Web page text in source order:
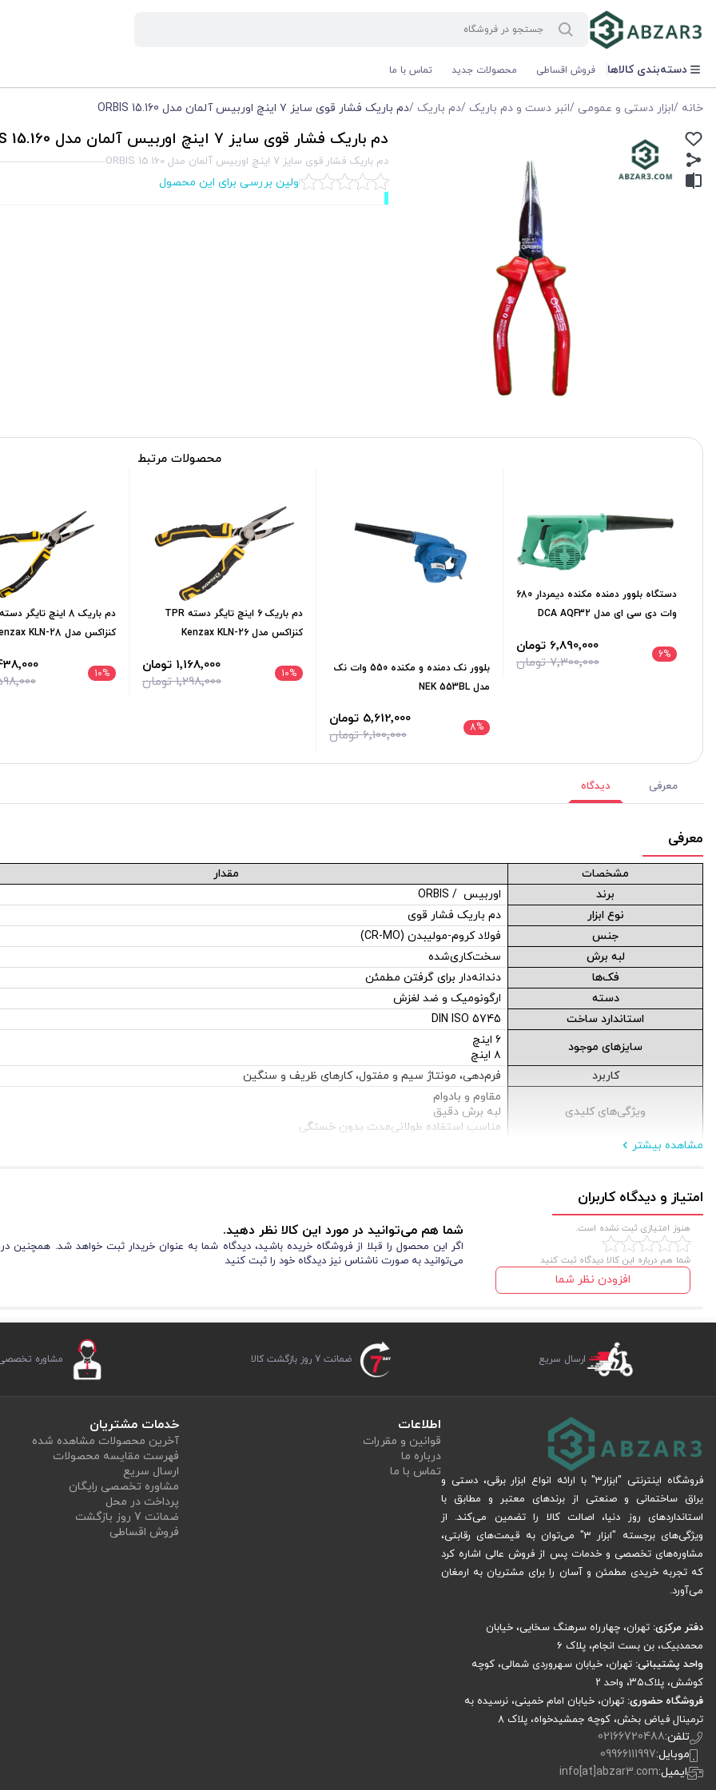
دسته‌بندی کالاها فروش اقساطی محصولات جدید تماس با ما
خانه /ابزار دستی و عمومی /انبر دست و دم باریک /دم باریک /دم باریک فشار قوی سایز ۷ اینچ اوربیس آلمان مدل 15.160 ORBIS
دم باریک فشار قوی سایز ۷ اینچ اوربیس آلمان مدل 15.160 ORBIS
دم باریک فشار قوی سایز ۷ اینچ اوربیس آلمان مدل 15.160 ORBIS
اولین بررسی برای این محصول
محصولات مرتبط
دستگاه بلوور دمنده مکنده دیمردار 680
وات دی سی ای مدل DCA AQF32
6% 7٬300٬000 تومان
6٬890٬000 تومان
بلوور نک دمنده و مکنده 550 وات نک
مدل NEK 553BL
8% 6٬100٬000 تومان
5٬612٬000 تومان
دم باریک 6 اینچ تایگر دسته TPR
کنزاکس مدل Kenzax KLN-26
10% 1٬298٬000 تومان
1٬168٬000 تومان
کنزاکس مدل Kenzax KLN-28
10% 1٬598٬000
1٬438٬000
معرفی دیدگاه
معرفی
مشخصات
مقدار
برند
اوربیس / ORBIS
نوع ابزار
دم باریک فشار قوی
جنس
فولاد کروم-مولیبدن (CR-MO)
لبه برش
سخت‌کاری‌شده
فک‌ها
دندانه‌دار برای گرفتن مطمئن
دسته
ارگونومیک و ضد لغزش
استاندارد ساخت
DIN ISO 5745
سایزهای موجود
۶ اینچ
۸ اینچ
کاربرد
فرم‌دهی، مونتاژ سیم و مفتول، کارهای ظریف و سنگین
ویژگی‌های کلیدی
مقاوم و بادوام
لبه برش دقیق
مناسب استفاده طولانی‌مدت بدون خستگی
مشاهده بیشتر
امتیاز و دیدگاه کاربران
هنوز امتیازی ثبت نشده است.
شما هم درباره این کالا دیدگاه ثبت کنید
افزودن نظر شما
شما هم می‌توانید در مورد این کالا نظر دهید.
اگر این محصول را قبلا از فروشگاه خریده باشید، دیدگاه شما به عنوان خریدار ثبت خواهد شد. همچنین
می‌توانید به صورت ناشناس نیز دیدگاه خود را ثبت کنید
ارسال سریع ضمانت 7 روز بازگشت کالا مشاوره تخصصی
فروشگاه اینترنتی "ابزار3" با ارائه انواع ابزار برقی، دستی و
یراق ساختمانی و صنعتی از برندهای معتبر و مطابق با
استانداردهای روز دنیا، اصالت کالا را تضمین می‌کند. از
ویژگی‌های برجسته "ابزار 3" می‌توان به قیمت‌های رقابتی،
مشاوره‌های تخصصی و خدمات پس از فروش عالی اشاره کرد
که تجربه خریدی مطمئن و آسان را برای مشتریان به ارمغان
می‌آورد.
دفتر مرکزی: تهران، چهارراه سرهنگ سخایی، خیابان
محمدبیک، بن بست انجام، پلاک 6
واحد پشتیبانی: تهران، خیابان سهروردی شمالی، کوچه
کوشش، پلاک۳۵، واحد ۲
فروشگاه حضوری: تهران، خیابان امام خمینی، نرسیده به
ترمینال فیاض بخش، کوچه جمشیدخواه، پلاک ۸
تلفن:02166720488
موبایل:09966111997
ایمیل:info[at]abzar3.com
اطلاعات
قوانین و مقررات
درباره ما
تماس با ما
خدمات مشتریان
آخرین محصولات مشاهده شده
فهرست مقایسه محصولات
ارسال سریع
مشاوره تخصصی رایگان
پرداخت در محل
ضمانت 7 روز بازگشت
فروش اقساطی